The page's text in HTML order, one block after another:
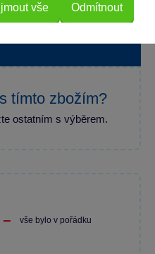
tímto zbožím?
ostatním s výběrem.
vše bylo v pořádku
Odmítnout
vše